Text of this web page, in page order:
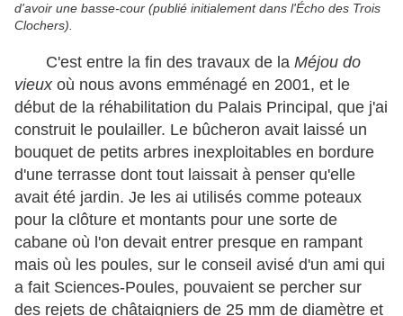
d'avoir une basse-cour (publié initialement dans l'Écho des Trois
Clochers).
C'est entre la fin des travaux de la Méjou do
vieuxoù nous avons emménagé en 2001, et le
début de la réhabilitation du Palais Principal, que j'ai
construit le poulailler. Le bûcheron avait laissé un
bouquet de petits arbres inexploitables en bordure
d'une terrasse dont tout laissait à penser qu'elle
avait été jardin. Je les ai utilisés comme poteaux
pour la clôture et montants pour une sorte de
cabane où l'on devait entrer presque en rampant
mais où les poules, sur le conseil avisé d'un ami qui
a fait Sciences-Poules, pouvaient se percher sur
des rejets de châtaigniers de 25 mm de diamètre et